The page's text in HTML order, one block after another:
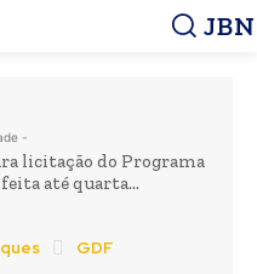
JBN
-
licitação do Programa
até quarta...
GDF